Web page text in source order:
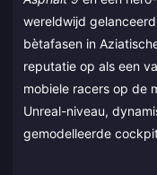
wereldwijd
bètafasen in
reputatie op als een
mobiele racers op de
Unreal-niveau,
gemodelleerde